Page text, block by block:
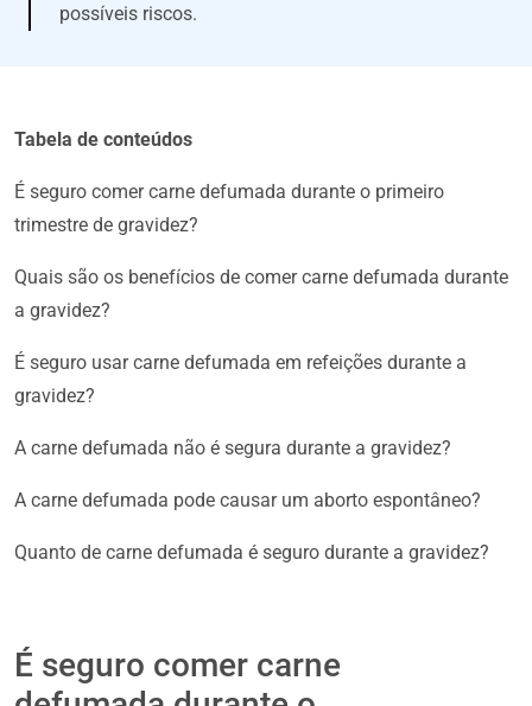
possíveis riscos.
Tabela de conteúdos
É seguro comer carne defumada durante o primeiro
trimestre de gravidez?
Quais são os benefícios de comer carne defumada durante
a gravidez?
É seguro usar carne defumada em refeições durante a
gravidez?
A carne defumada não é segura durante a gravidez?
A carne defumada pode causar um aborto espontâneo?
Quanto de carne defumada é seguro durante a gravidez?
É seguro comer carne